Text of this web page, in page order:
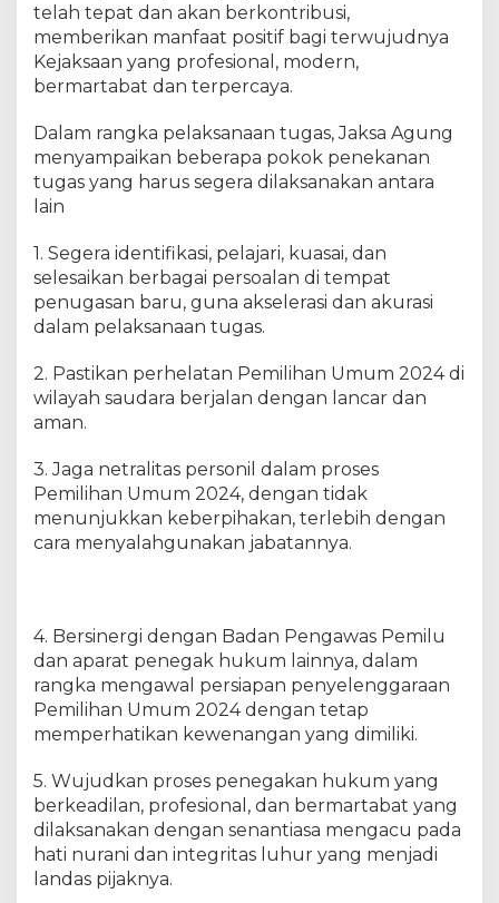
l
a
K
a
k
a
n
n
g
i
p
u
a
B
telah tepat dan akan berkontribusi,
memberikan manfaat positif bagi terwujudnya
Kejaksaan yang profesional, modern,
bermartabat dan terpercaya.
Dalam rangka pelaksanaan tugas, Jaksa Agung
menyampaikan beberapa pokok penekanan
tugas yang harus segera dilaksanakan antara
lain
1. Segera identifikasi, pelajari, kuasai, dan
selesaikan berbagai persoalan di tempat
penugasan baru, guna akselerasi dan akurasi
dalam pelaksanaan tugas.
2. Pastikan perhelatan Pemilihan Umum 2024 di
wilayah saudara berjalan dengan lancar dan
aman.
3. Jaga netralitas personil dalam proses
Pemilihan Umum 2024, dengan tidak
menunjukkan keberpihakan, terlebih dengan
cara menyalahgunakan jabatannya.
4. Bersinergi dengan Badan Pengawas Pemilu
dan aparat penegak hukum lainnya, dalam
rangka mengawal persiapan penyelenggaraan
Pemilihan Umum 2024 dengan tetap
memperhatikan kewenangan yang dimiliki.
5. Wujudkan proses penegakan hukum yang
berkeadilan, profesional, dan bermartabat yang
dilaksanakan dengan senantiasa mengacu pada
hati nurani dan integritas luhur yang menjadi
landas pijaknya.